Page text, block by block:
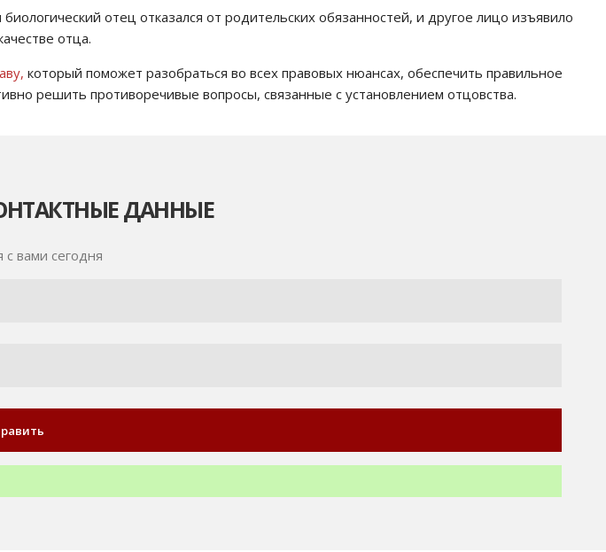
отец отказался от родительских обязанностей, и другое лицо изъявило
отца.
который поможет разобраться во всех правовых нюансах, обеспечить правильное
решить противоречивые вопросы, связанные с установлением отцовства.
ДАННЫЕ
вами сегодня